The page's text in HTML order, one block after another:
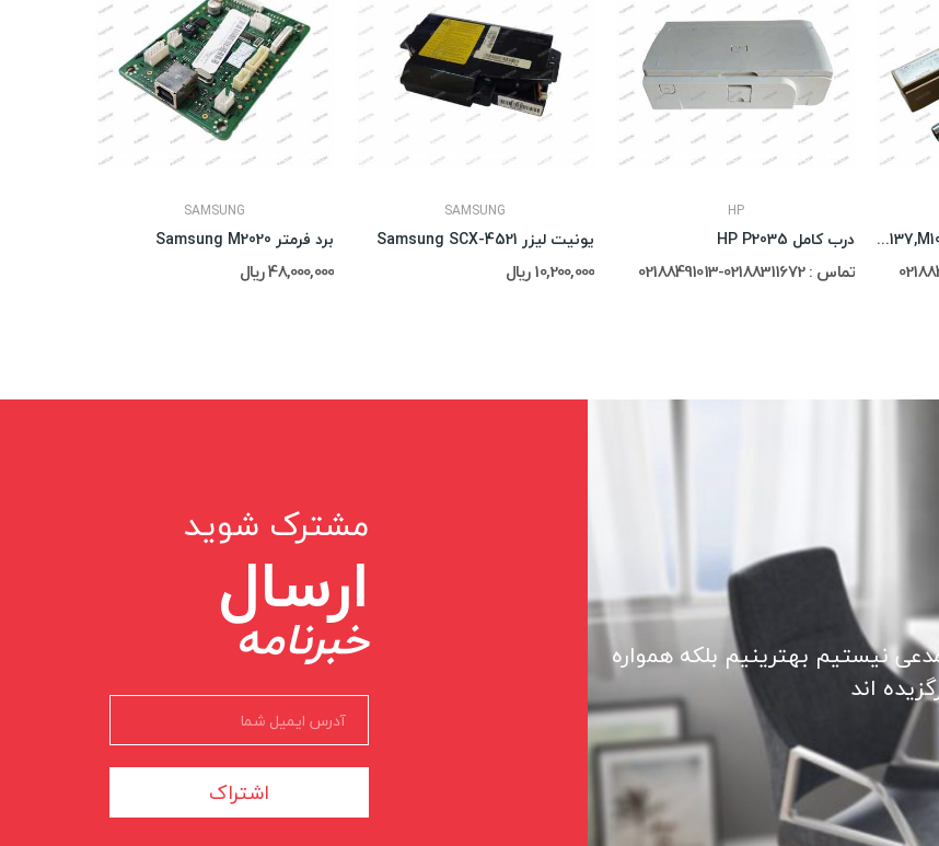
SAMSUNG
برد فرمتر Samsung M2020
48,000,000 ریال
SAMSUNG
یونیت لیزر Samsung SCX-4521
10,200,000 ریال
HP
درب کامل HP P2035
تماس : 02188311672-02188491013
تفلون فابریک(هات رول) Hp 137,M103
نیستیم بهترینیم بلکه همواره
اند
مشترک شوید
ارسال
خبرنامه
اشتراک